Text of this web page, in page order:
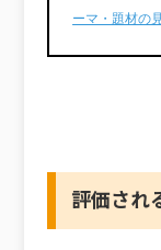
ーマ・題材の
評価され